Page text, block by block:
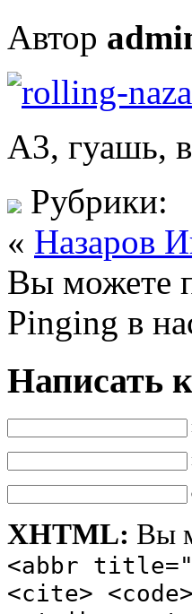
Автор
А3, гуашь,
Рубрики:
« Назаров
Вы можете
Pinging в
Написать
XHTML: Вы
<abbr
<cite>